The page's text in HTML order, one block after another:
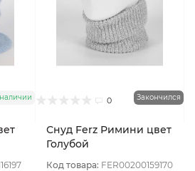
0 Закончился
Снуд Ferz Римини цвет
Голубой
Код товара: FER00200159170